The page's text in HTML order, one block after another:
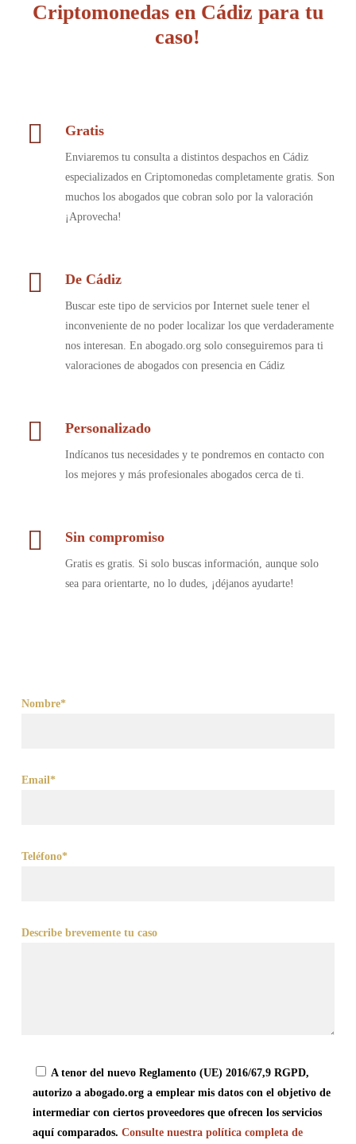
Criptomonedas en Cádiz para tu
caso!
Gratis
Enviaremos tu consulta a distintos despachos en Cádiz
especializados en Criptomonedas completamente gratis. Son
muchos los abogados que cobran solo por la valoración
¡Aprovecha!
De Cádiz
Buscar este tipo de servicios por Internet suele tener el
inconveniente de no poder localizar los que verdaderamente
nos interesan. En abogado.org solo conseguiremos para ti
valoraciones de abogados con presencia en Cádiz
Personalizado
Indícanos tus necesidades y te pondremos en contacto con
los mejores y más profesionales abogados cerca de ti.
Sin compromiso
Gratis es gratis. Si solo buscas información, aunque solo
sea para orientarte, no lo dudes, ¡déjanos ayudarte!
Nombre*
Email*
Teléfono*
Describe brevemente tu caso
A tenor del nuevo Reglamento (UE) 2016/67,9 RGPD,
autorizo a abogado.org a emplear mis datos con el objetivo de
intermediar con ciertos proveedores que ofrecen los servicios
aquí comparados. Consulte nuestra política completa de